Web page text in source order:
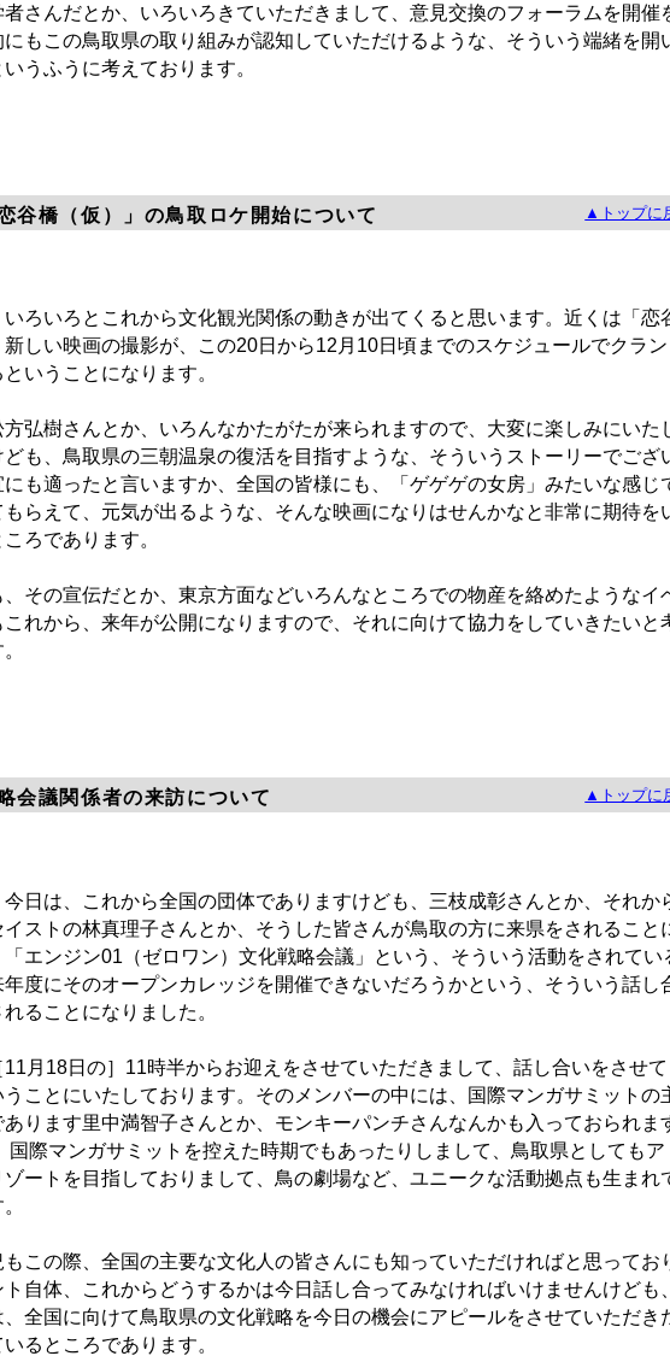
さんだとか、いろいろきていただきまして、意見交換のフォーラムを開催
にもこの鳥取県の取り組みが認知していただけるような、そういう端緒を開
うふうに考えております。
谷橋（仮）」の鳥取ロケ開始について ▲トップに
ろいろとこれから文化観光関係の動きが出てくると思います。近くは「恋
しい映画の撮影が、この20日から12月10日頃までのスケジュールでクラン
いうことになります。
弘樹さんとか、いろんなかたがたが来られますので、大変に楽しみにいた
も、鳥取県の三朝温泉の復活を目指すような、そういうストーリーでござ
にも適ったと言いますか、全国の皆様にも、「ゲゲゲの女房」みたいな感じ
らえて、元気が出るような、そんな映画になりはせんかなと非常に期待を
ろであります。
その宣伝だとか、東京方面などいろんなところでの物産を絡めたようなイ
これから、来年が公開になりますので、それに向けて協力をしていきたいと
会議関係者の来訪について ▲トップに
日は、これから全国の団体でありますけども、三枝成彰さんとか、それか
ストの林真理子さんとか、そうした皆さんが鳥取の方に来県をされること
エンジン01（ゼロワン）文化戦略会議」という、そういう活動をされてい
年度にそのオープンカレッジを開催できないだろうかという、そういう話し
ることになりました。
月18日の］11時半からお迎えをさせていただきまして、話し合いをさせて
ことにいたしております。そのメンバーの中には、国際マンガサミットの
ります里中満智子さんとか、モンキーパンチさんなんかも入っておられま
国際マンガサミットを控えた時期でもあったりしまして、鳥取県としてもア
ートを目指しておりまして、鳥の劇場など、ユニークな活動拠点も生まれ
この際、全国の主要な文化人の皆さんにも知っていただければと思ってお
ト自体、これからどうするかは今日話し合ってみなければいけませんけども、
全国に向けて鳥取県の文化戦略を今日の機会にアピールをさせていただき
るところであります。